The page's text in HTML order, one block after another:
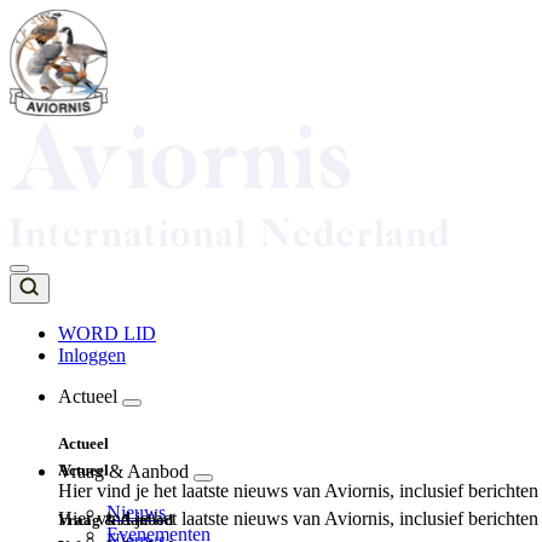
Overslaan
en
naar
de
inhoud
Top
navigation
WORD LID
Inloggen
navigation
Actueel
Actueel
Hier vind je het laatste nieuws van Aviornis, inclusief
Nieuws
Evenementen
Actueel
Hier vind je het laatste nieuws van Aviornis, inclusief
Vraag & Aanbod
Vraag & Aanbod